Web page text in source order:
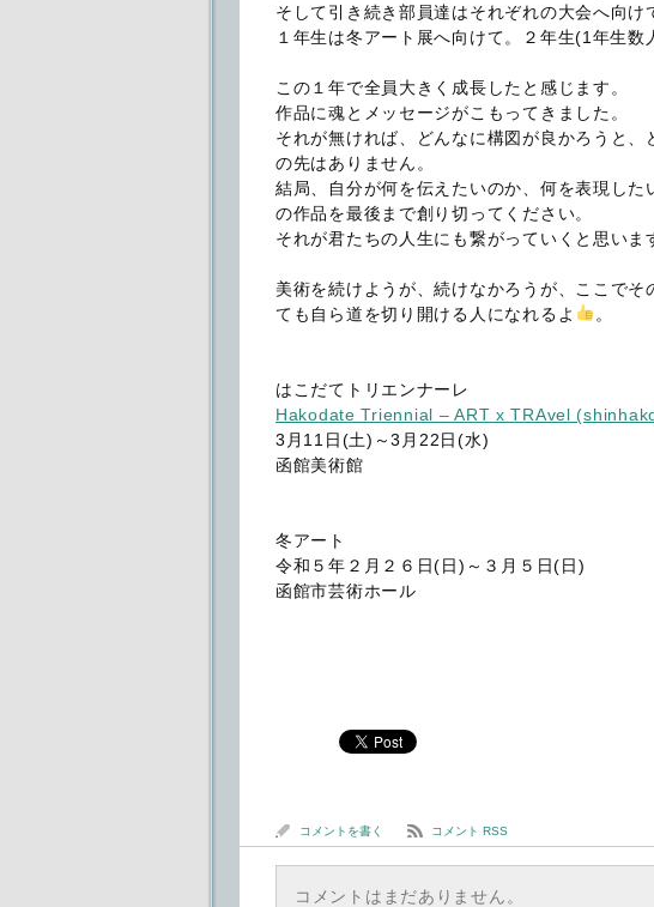
そして引き続き部員達はそれぞれの大会へ向け
１年生は冬アート展へ向けて。２年生(1年生数
この１年で全員大きく成長したと感じます。
作品に魂とメッセージがこもってきました。
それが無ければ、どんなに構図が良かろうと
の先はありません。
結局、自分が何を伝えたいのか、何を表現し
の作品を最後まで創り切ってください。
それが君たちの人生にも繋がっていくと思いま
美術を続けようが、続けなかろうが、ここで
ても自ら道を切り開ける人になれるよ
。
はこだてトリエンナーレ
Hakodate Triennial – ART x TRAvel
3月11日(土)～3月22日(水)
函館美術館
冬アート
令和５年２月２６日(日)～３月５日(日)
函館市芸術ホール
コメントを書く コメント RSS
コメントはまだありません。